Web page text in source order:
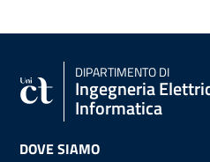
DIPARTIMENTO DI
Ingegneria
Informatica
DOVE SIAMO